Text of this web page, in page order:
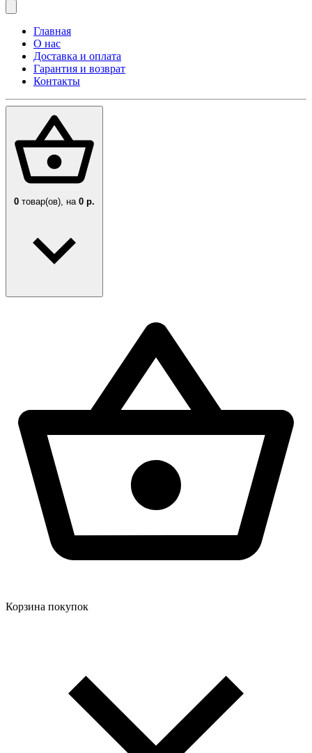
Главная
О нас
Доставка и оплата
Гарантия и возврат
Контакты
0 товар(ов), на 0 р.
Корзина покупок